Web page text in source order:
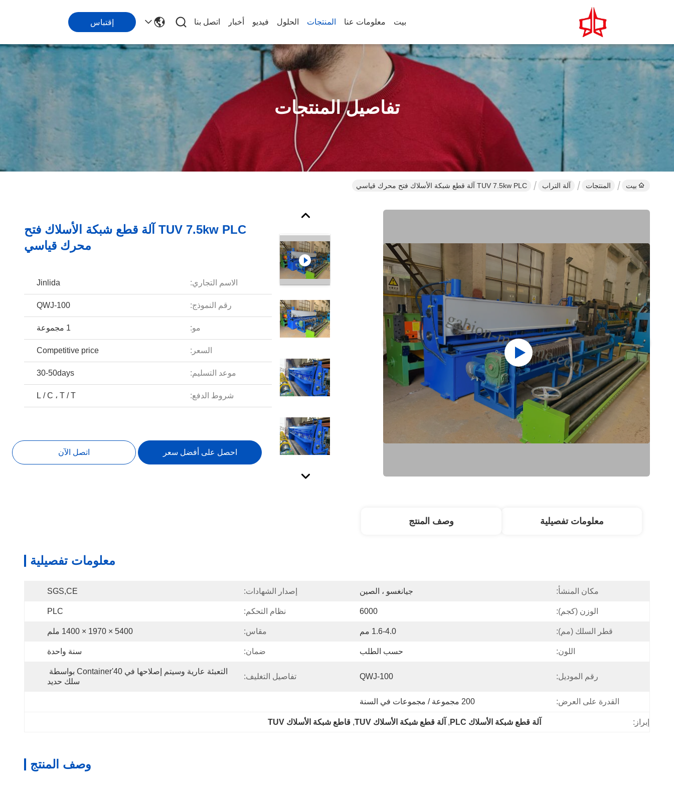
بيت معلومات عنا المنتجات الحلول فيديو أخبار اتصل بنا إقتباس
تفاصيل المنتجات
بيت المنتجات آلة التراب TUV 7.5kw PLC آلة قطع شبكة الأسلاك فتح محرك قياسي
TUV 7.5kw PLC آلة قطع شبكة الأسلاك فتح
محرك قياسي
الاسم التجاري: Jinlida
رقم النموذج: QWJ-100
مو: 1 مجموعة
السعر: Competitive price
موعد التسليم: 30-50days
شروط الدفع: L / C ، T / T
احصل على أفضل سعر اتصل الآن
معلومات تفصيلية وصف المنتج
معلومات تفصيلية
مكان المنشأ: جيانغسو ، الصين إصدار الشهادات: SGS,CE
الوزن (كجم): 6000 نظام التحكم: PLC
قطر السلك (مم): 1.6-4.0 مم مقاس: 5400 × 1970 × 1400 ملم
اللون: حسب الطلب ضمان: سنة واحدة
رقم الموديل: QWJ-100 تفاصيل التغليف:
سلك حديد
القدرة على العرض: 200 مجموعة / مجموعات في السنة
إبراز: آلة قطع شبكة الأسلاك PLC , آلة قطع شبكة الأسلاك TUV , قاطع شبكة الأسلاك TUV
وصف المنتج